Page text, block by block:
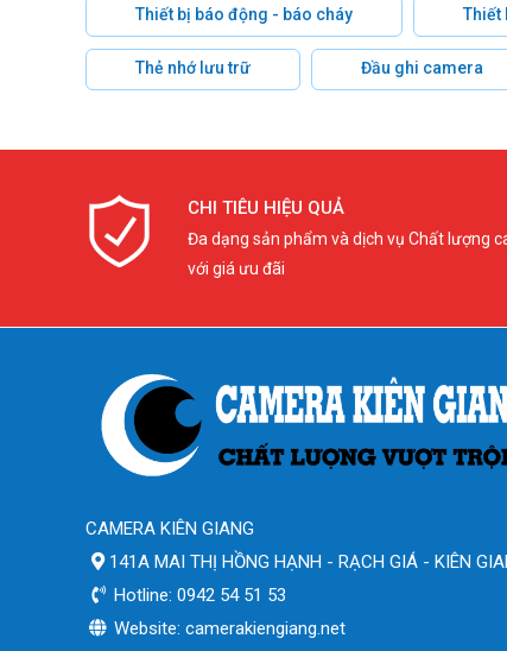
Thiết bị báo động - báo cháy Thiết
Thẻ nhớ lưu trữ Đầu ghi camera
CHI TIÊU HIỆU QUẢ
Đa dạng sản phẩm và dịch vụ Chất lượng
với giá ưu đãi
CAMERA KIÊN GIANG
141A MAI THỊ HỒNG HẠNH - RẠCH GIÁ - KIÊN
Hotline: 0942 54 51 53
Website: camerakiengiang.net